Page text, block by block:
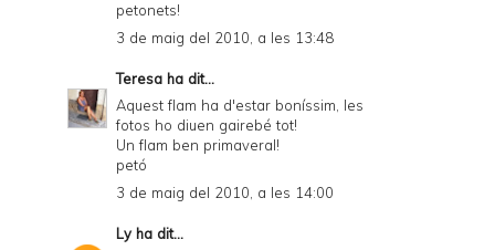
petonets!
3 de maig del 2010, a les 13:48
Teresa ha dit...
Aquest flam ha d'estar boníssim, les
fotos ho diuen gairebé tot!
Un flam ben primaveral!
petó
3 de maig del 2010, a les 14:00
Lyha dit...